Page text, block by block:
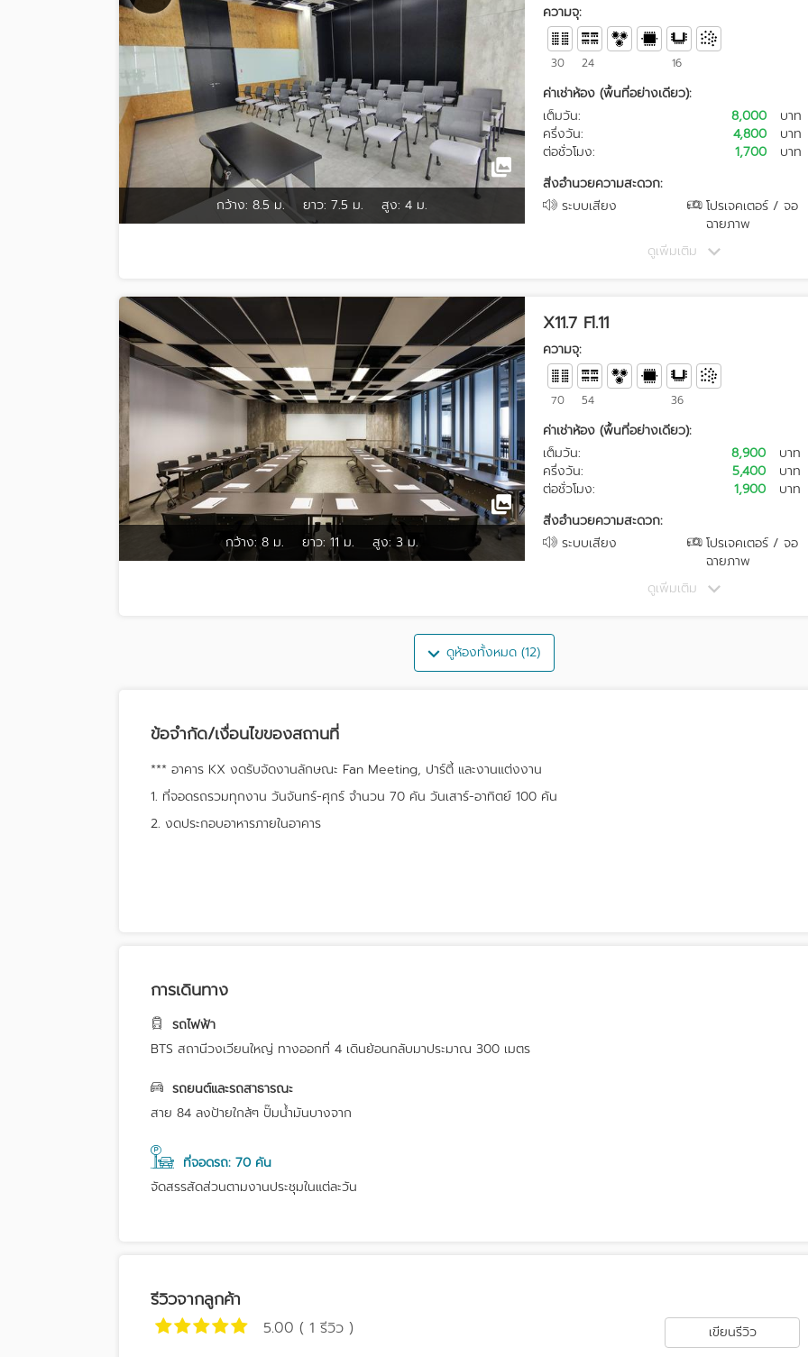
กว้าง: 8.5 ม. ยาว: 7.5 ม. สูง: 4 ม.
ความจุ:
30 24 16
ค่าเช่าห้อง (พื้นที่อย่างเดียว):
เต็มวัน:
8,000
บาท
ครึ่งวัน:
4,800
บาท
ต่อชั่วโมง:
1,700
บาท
สิ่งอำนวยความสะดวก:
ระบบเสียง
โปรเจคเตอร์ / จอ
ฉายภาพ
ดูเพิ่มเติม
กว้าง: 8 ม. ยาว: 11 ม. สูง: 3 ม.
X11.7 Fl.11
ความจุ:
70 54 36
ค่าเช่าห้อง (พื้นที่อย่างเดียว):
เต็มวัน:
8,900
บาท
ครึ่งวัน:
5,400
บาท
ต่อชั่วโมง:
1,900
บาท
สิ่งอำนวยความสะดวก:
ระบบเสียง
โปรเจคเตอร์ / จอ
ฉายภาพ
ดูเพิ่มเติม
ดูห้องทั้งหมด (12)
ข้อจำกัด/เงื่อนไขของสถานที่
*** อาคาร KX งดรับจัดงานลักษณะ Fan Meeting, ปาร์ตี้ และงานแต่งงาน
1. ที่จอดรถรวมทุกงาน วันจันทร์-ศุกร์ จำนวน 70 คัน วันเสาร์-อาทิตย์ 100 คัน
2. งดประกอบอาหารภายในอาคาร
การเดินทาง
รถไฟฟ้า
BTS สถานีวงเวียนใหญ่ ทางออกที่ 4 เดินย้อนกลับมาประมาณ 300 เมตร
รถยนต์และรถสาธารณะ
สาย 84 ลงป้ายใกล้ๆ ปั๊มน้ำมันบางจาก
ที่จอดรถ: 70 คัน
จัดสรรสัดส่วนตามงานประชุมในแต่ละวัน
รีวิวจากลูกค้า
5.00 ( 1 รีวิว ) เขียนรีวิว